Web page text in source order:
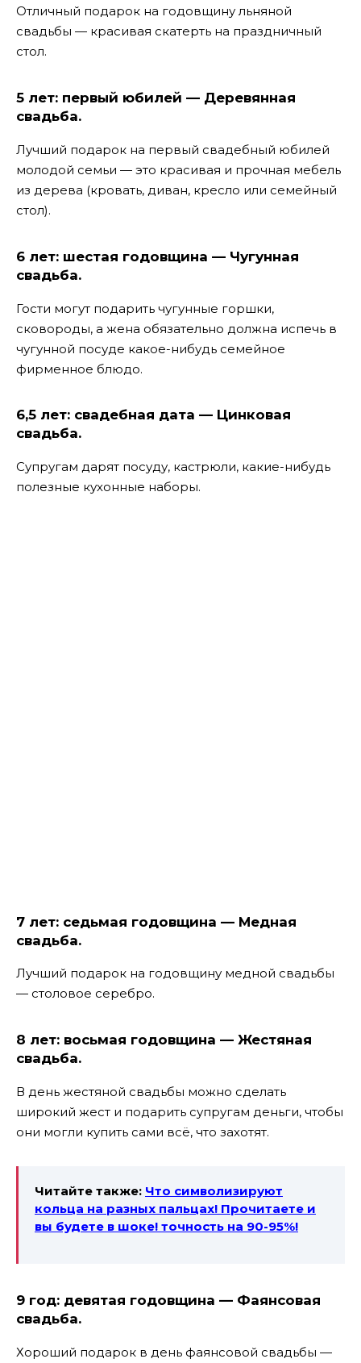
Отличный подарок на годовщину льняной
свадьбы — красивая скатерть на праздничный
стол.
5 лет: первый юбилей — Деревянная
свадьба.
Лучший подарок на первый свадебный юбилей
молодой семьи — это красивая и прочная мебель
из дерева (кровать, диван, кресло или семейный
стол).
6 лет: шестая годовщина — Чугунная
свадьба.
Гости могут подарить чугунные горшки,
сковороды, а жена обязательно должна испечь в
чугунной посуде какое-нибудь семейное
фирменное блюдо.
6,5 лет: свадебная дата — Цинковая
свадьба.
Супругам дарят посуду, кастрюли, какие-нибудь
полезные кухонные наборы.
7 лет: седьмая годовщина — Медная
свадьба.
Лучший подарок на годовщину медной свадьбы
— столовое серебро.
8 лет: восьмая годовщина — Жестяная
свадьба.
В день жестяной свадьбы можно сделать
широкий жест и подарить супругам деньги, чтобы
они могли купить сами всё, что захотят.
Читайте также: Что символизируют
кольца на разных пальцах! Прочитаете и
вы будете в шоке! точность на 90-95%!
9 год: девятая годовщина — Фаянсовая
свадьба.
Хороший подарок в день фаянсовой свадьбы —